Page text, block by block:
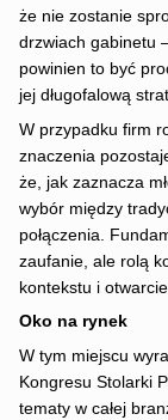
że nie zostanie
drzwiach gabinetu
powinien to być
jej długofalową
W przypadku firm
znaczenia
że, jak zaznacza
wybór między
połączenia.
zaufanie, ale rolą
kontekstu i
Oko na rynek
W tym miejscu
Kongresu Stolarki
tematy w całej